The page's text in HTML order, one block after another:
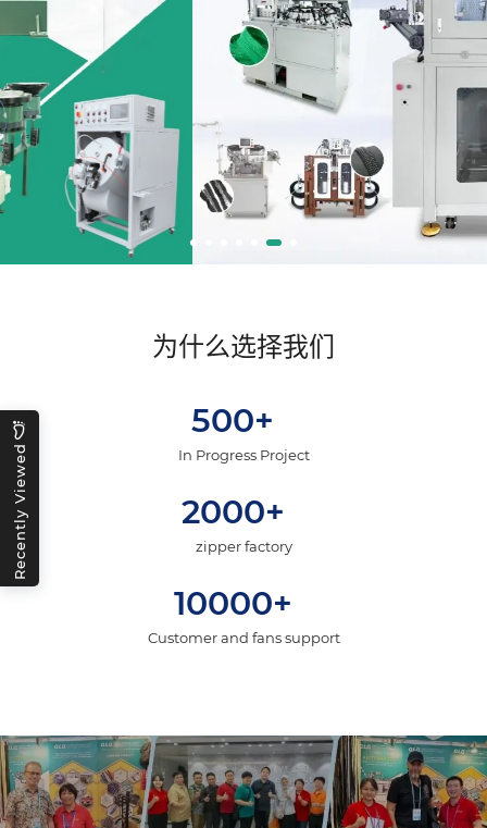
为什么选择我们
500+
In Progress Project
2000+
zipper factory
10000+
Customer and fans support
Recently Viewed